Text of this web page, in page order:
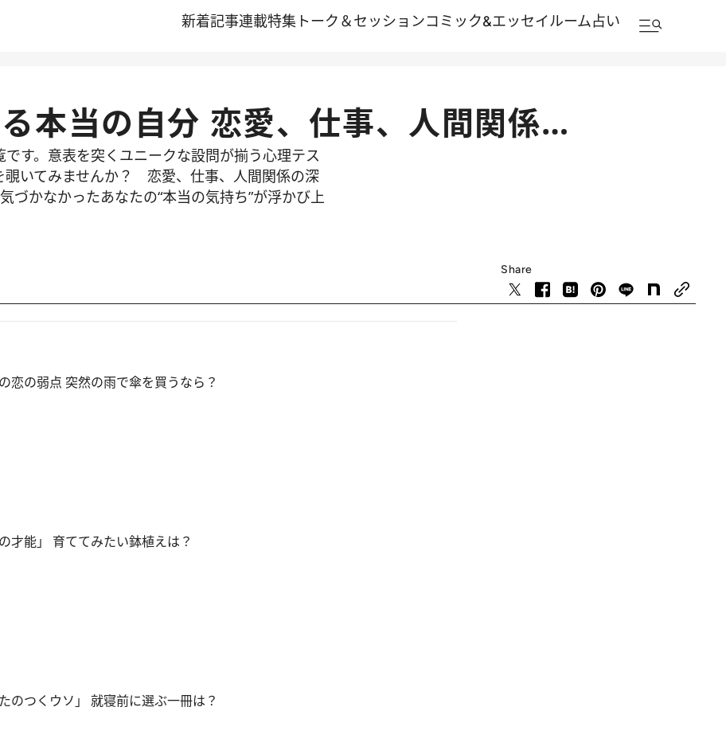
新着記事連載特集 トーク＆セッションコミック&エッセイルーム占い
る本当の自分 恋愛、仕事、人間関係…
す。意表を突くユニークな設問が揃う心理テス
覗いてみませんか？ 恋愛、仕事、人間関係の深
づかなかったあなたの“本当の気持ち”が浮かび上
Share
恋の弱点 突然の雨で傘を買うなら？
才能」 育ててみたい鉢植えは？
のつくウソ」 就寝前に選ぶ一冊は？